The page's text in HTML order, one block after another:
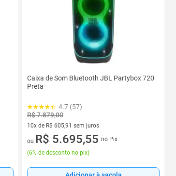
Caixa de Som Bluetooth JBL Partybox 720
Preta
4.7 (57)
R$ 7.879,00
10x de R$ 605,91 sem juros
10 vez de R$ 605,91 sem juros
ou R$ 5.695,55 no Pix
(6% de desconto no pix)